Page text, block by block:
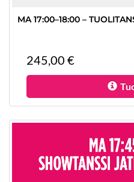
MA 17:00–18:00 –
245,00 €